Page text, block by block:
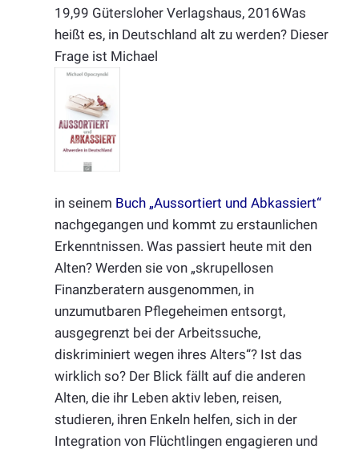
19,99 Gütersloher Verlagshaus, 2016Was
heißt es, in Deutschland alt zu werden? Dieser
Frage ist Michael
in seinem Buch „Aussortiert und Abkassiert“
nachgegangen und kommt zu erstaunlichen
Erkenntnissen. Was passiert heute mit den
Alten? Werden sie von „skrupellosen
Finanzberatern ausgenommen, in
unzumutbaren Pflegeheimen entsorgt,
ausgegrenzt bei der Arbeitssuche,
diskriminiert wegen ihres Alters“? Ist das
wirklich so? Der Blick fällt auf die anderen
Alten, die ihr Leben aktiv leben, reisen,
studieren, ihren Enkeln helfen, sich in der
Integration von Flüchtlingen engagieren und